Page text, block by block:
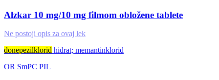
Alzkar 10 mg/10 mg filmom obložene tablete
Ne postoji opis za ovaj lek
donepezilklorid hidrat; memantinklorid
OR SmPC PIL